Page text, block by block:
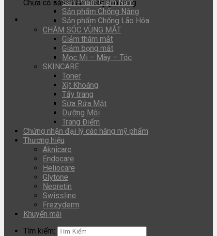
Chưa có sản phẩm trong giỏ hàng.
Sản Phẩm Giảm Nám
Sản phẩm Chống Nắng
Sản phẩm Chống Lão Hóa
CHĂM SÓC VÙNG MẮT
Giảm thâm mắt
Giảm bọng mắt
Mọc Mi – Mày – Tóc
SKINCARE
Toner
Xịt Khoáng
Tẩy trang
Sữa Rửa Mặt
Dưỡng Môi
Trang Điểm
Chứng nhận đại lý các hãng mỹ phẩm
Thương hiệu
Aknicare
Endocare
Heliocare
Glytone
Neoretin
Swissline
Frezyderm
Khuyến mãi
Tìm kiếm: